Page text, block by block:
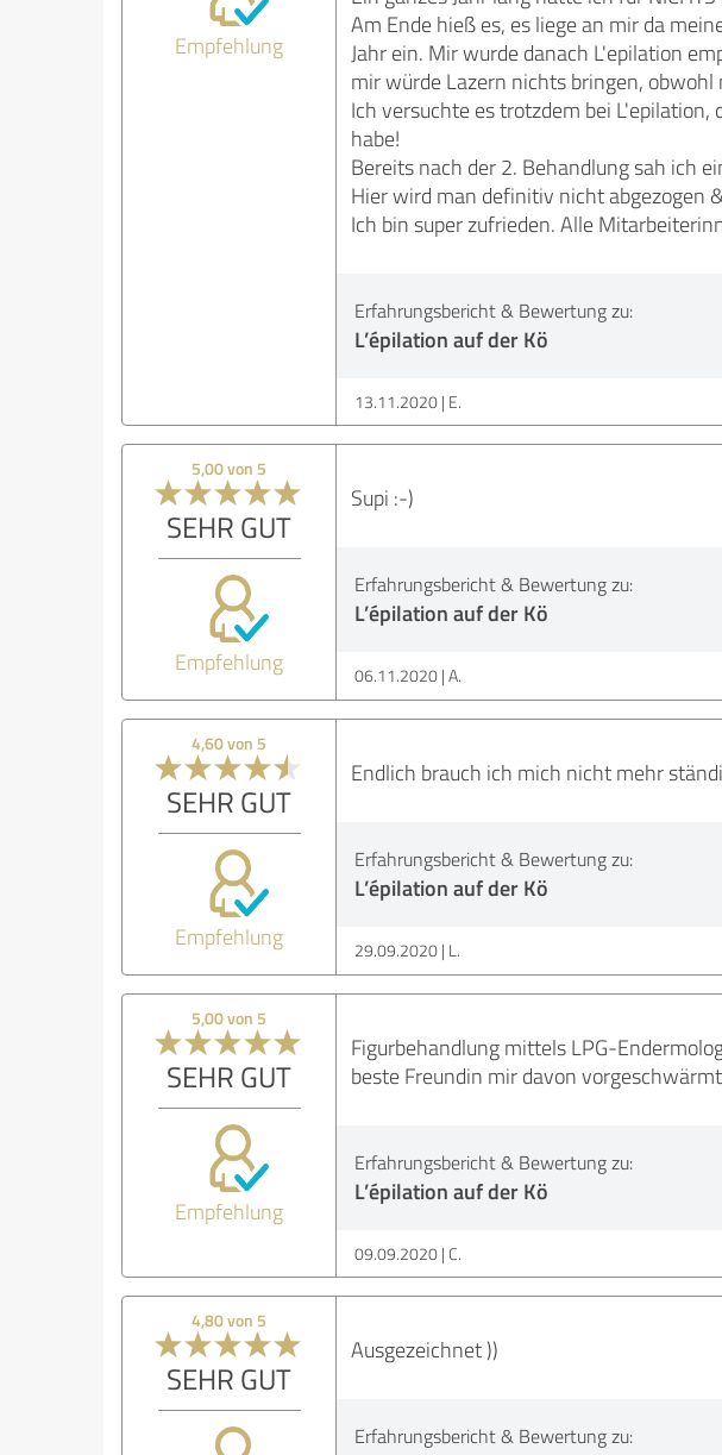
Empfehlung
Am Ende hieß es, es liege an mir da
Jahr ein. Mir wurde danach L'epilation
mir würde Lazern nichts bringen, obwohl
Ich versuchte es trotzdem bei
habe!
Bereits nach der 2. Behandlung sah ich
Hier wird man definitiv nicht abgezogen
Ich bin super zufrieden. Alle
Erfahrungsbericht & Bewertung zu:
L’épilation auf der Kö
13.11.2020 E.
5,00 von 5
SEHR GUT
Empfehlung
Supi :-)
Erfahrungsbericht & Bewertung zu:
L’épilation auf der Kö
06.11.2020 A.
4,60 von 5
SEHR GUT
Empfehlung
Endlich brauch ich mich nicht mehr
Erfahrungsbericht & Bewertung zu:
L’épilation auf der Kö
29.09.2020 L.
5,00 von 5
SEHR GUT
Empfehlung
Figurbehandlung mittels LPG-
beste Freundin mir davon
Erfahrungsbericht & Bewertung zu:
L’épilation auf der Kö
09.09.2020 C.
4,80 von 5
SEHR GUT
Ausgezeichnet ))
Erfahrungsbericht & Bewertung zu: